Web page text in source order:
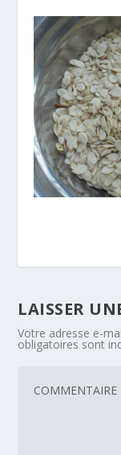
LAISSER
Votre adresse e-
obligatoires sont